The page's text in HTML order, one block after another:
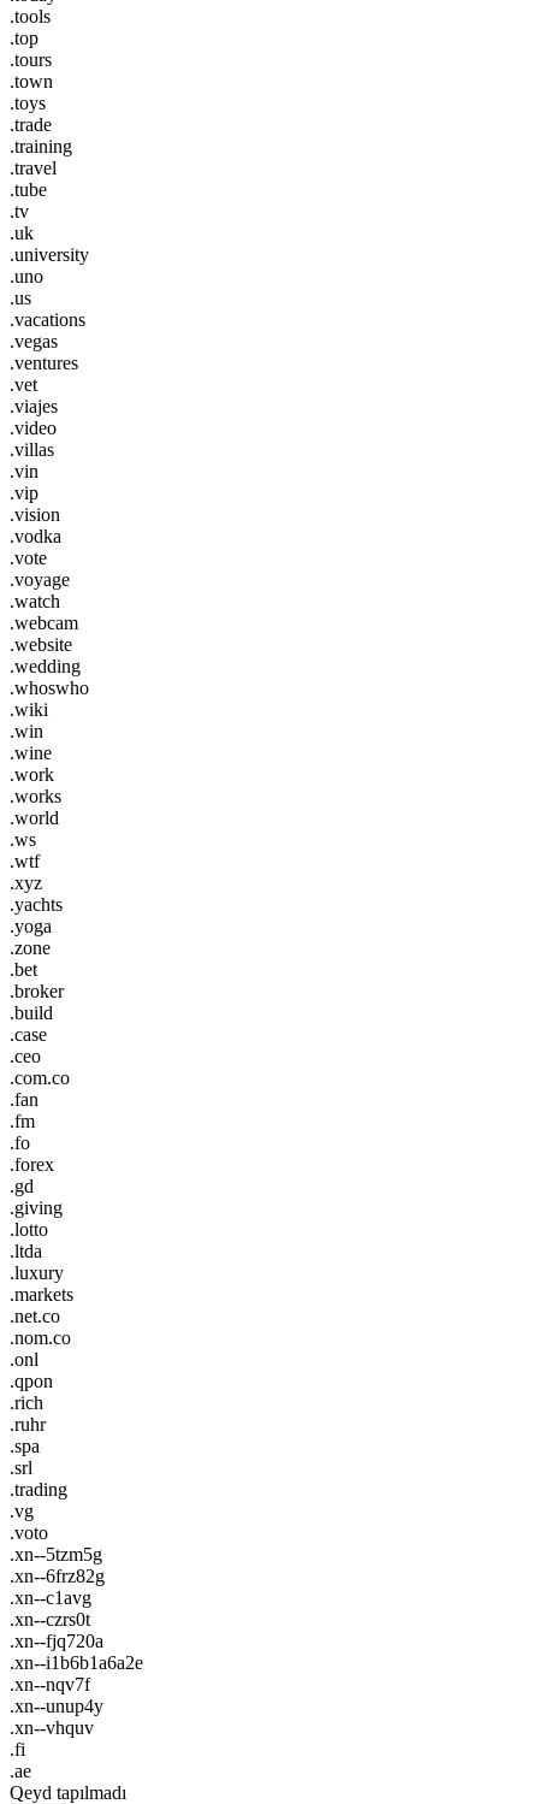
.tools
.top
.tours
.town
.toys
.trade
.training
.travel
.tube
.tv
.uk
.university
.uno
.us
.vacations
.vegas
.ventures
.vet
.viajes
.video
.villas
.vin
.vip
.vision
.vodka
.vote
.voyage
.watch
.webcam
.website
.wedding
.whoswho
.wiki
.win
.wine
.work
.works
.world
.ws
.wtf
.xyz
.yachts
.yoga
.zone
.bet
.broker
.build
.case
.ceo
.com.co
.fan
.fm
.fo
.forex
.gd
.giving
.lotto
.ltda
.luxury
.markets
.net.co
.nom.co
.onl
.qpon
.rich
.ruhr
.spa
.srl
.trading
.vg
.voto
.xn--5tzm5g
.xn--6frz82g
.xn--c1avg
.xn--czrs0t
.xn--fjq720a
.xn--i1b6b1a6a2e
.xn--nqv7f
.xn--unup4y
.xn--vhquv
.fi
.ae
Qeyd tapılmadı